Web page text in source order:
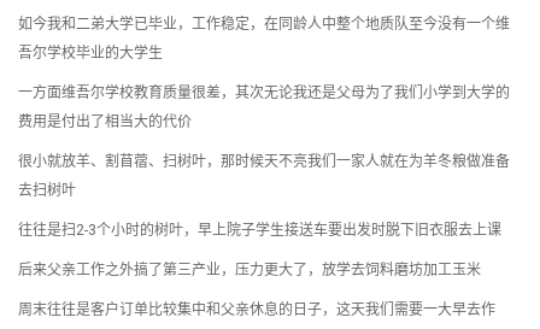
如今我和二弟大学已毕业，工作稳定，在同龄人中整个地质队至今没有一个维
吾尔学校毕业的大学生
一方面维吾尔学校教育质量很差，其次无论我还是父母为了我们小学到大学的
费用是付出了相当大的代价
很小就放羊、割苜蓿、扫树叶，那时候天不亮我们一家人就在为羊冬粮做准备
去扫树叶
往往是扫2-3个小时的树叶，早上院子学生接送车要出发时脱下旧衣服去上课
后来父亲工作之外搞了第三产业，压力更大了，放学去饲料磨坊加工玉米
周末往往是客户订单比较集中和父亲休息的日子，这天我们需要一大早去作